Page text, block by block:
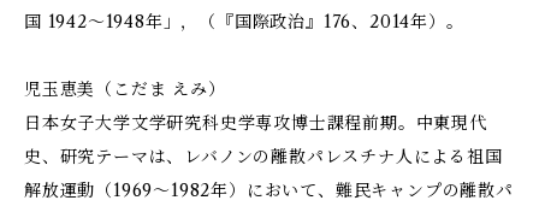
国 1942～1948年」，（『国際政治』176、2014年）。
児玉恵美（こだま えみ）
日本女子大学文学研究科史学専攻博士課程前期。中東現代
史、研究テーマは、レバノンの離散パレスチナ人による祖国
解放運動（1969～1982年）において、難民キャンプの離散パ